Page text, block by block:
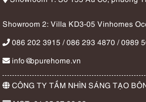
Showroom 2: Villa KD3-05 Vinhomes
086 202 3915 / 086 293 4870 / 0989
info@bpurehome.vn
CÔNG TY TẦM NHÌN SÁNG TẠO